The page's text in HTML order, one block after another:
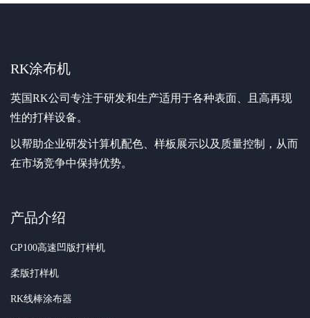
RK涂布机
英国RK公司专注于研发和生产适用于各种表面、且高再现
性的打样设备。
以帮助企业研发计算机配色、样板展示以及质量控制，从而
在市场竞争中保持优势。
产品介绍
GP100高速凹版打样机
柔版打样机
RK线棒涂布器